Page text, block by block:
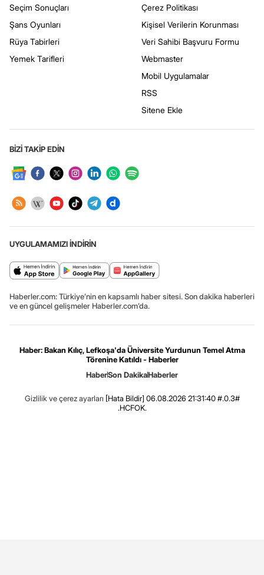
Seçim Sonuçları
Şans Oyunları
Rüya Tabirleri
Yemek Tarifleri
Çerez Politikası
Kişisel Verilerin Korunması
Veri Sahibi Başvuru Formu
Webmaster
Mobil Uygulamalar
RSS
Sitene Ekle
BİZİ TAKİP EDİN
UYGULAMAMIZI İNDİRİN
Haberler.com: Türkiye’nin en kapsamlı haber sitesi. Son dakika haberleri
ve en güncel gelişmeler Haberler.com’da.
Haber: Bakan Kılıç, Lefkoşa'da Üniversite Yurdunun Temel Atma
Törenine Katıldı - Haberler
HaberSon DakikaHaberler
Gizlilik ve çerez ayarları [Hata Bildir] 06.08.2026 21:31:40 #.0.3#
.HCFOK.